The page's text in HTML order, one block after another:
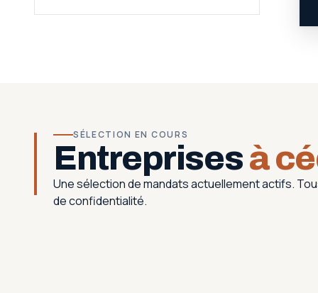
SÉLECTION EN COURS
Entreprisesà
Une sélection de mandats actuellement actifs.
de confidentialité.